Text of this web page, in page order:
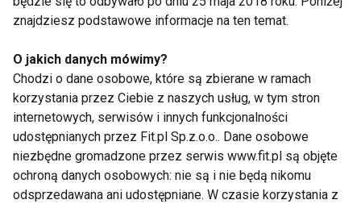
czerniak szerzący się powierzchownie
- o stosunkowo powolnym, nawet
kilkuletnim rozwoju, występujący u
ludzi w średnim wieku;
czerniak guzkowy - szybko się
powiększający i ulegający wrzodzeniu,
o szybkim przebiegu (kilka miesięcy do
2 lat);
znajdziesz podstawowe informacje na ten temat.
O jakich danych mówimy?
Chodzi o dane osobowe, które są zbierane w ramach
korzystania przez Ciebie z naszych usług, w tym stron
internetowych, serwisów i innych funkcjonalności
udostępnianych przez Fit.pl Sp.z.o.o.. Dane osobowe
niezbędne gromadzone przez serwis www.fit.pl są objęte
ochroną danych osobowych: nie są i nie będą nikomu
odsprzedawana ani udostępniane. W czasie korzystania z